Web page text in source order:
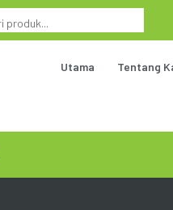
Utama Tentang